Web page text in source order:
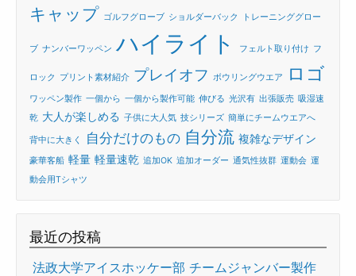
キャップ ゴルフグローブ ショルダーバック トレーニンググロー
ブ ナンバーワッペン ハイライト フェルト取り付け フ
ロック プリント素材紹介 プレイオフ ボウリングウエア ロゴ
ワッペン製作 一個から 一個から製作可能 伸びる 光沢有 出張販売 吸湿速
乾 大人が楽しめる 子供に大人気 技シリーズ 簡単にチームウエアへ
背中に大きく 自分だけのもの 自分流 複雑なデザイン
豪華客船 軽量 軽量速乾 追加OK 追加オーダー 通気性抜群 運動会 運
動会用Tシャツ
最近の投稿
法政大学アイスホッケー部 チームジャンバー製作